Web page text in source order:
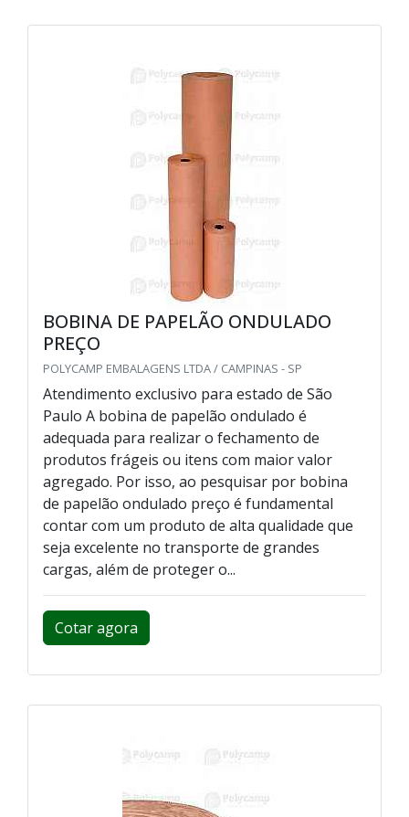
BOBINA DE PAPELÃO ONDULADO
PREÇO
POLYCAMP EMBALAGENS LTDA / CAMPINAS - SP
Atendimento exclusivo para estado de São
Paulo A bobina de papelão ondulado é
adequada para realizar o fechamento de
produtos frágeis ou itens com maior valor
agregado. Por isso, ao pesquisar por bobina
de papelão ondulado preço é fundamental
contar com um produto de alta qualidade que
seja excelente no transporte de grandes
cargas, além de proteger o...
Cotar agora